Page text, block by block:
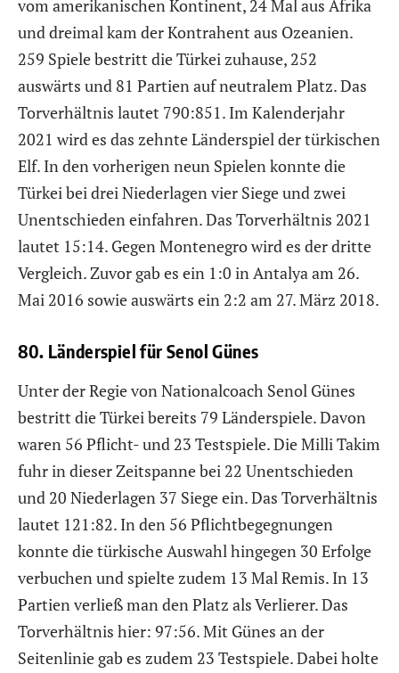
vom amerikanischen Kontinent, 24 Mal aus Afrika
und dreimal kam der Kontrahent aus Ozeanien.
259 Spiele bestritt die Türkei zuhause, 252
auswärts und 81 Partien auf neutralem Platz. Das
Torverhältnis lautet 790:851. Im Kalenderjahr
2021 wird es das zehnte Länderspiel der türkischen
Elf. In den vorherigen neun Spielen konnte die
Türkei bei drei Niederlagen vier Siege und zwei
Unentschieden einfahren. Das Torverhältnis 2021
lautet 15:14. Gegen Montenegro wird es der dritte
Vergleich. Zuvor gab es ein 1:0 in Antalya am 26.
Mai 2016 sowie auswärts ein 2:2 am 27. März 2018.
80. Länderspiel für Senol Günes
Unter der Regie von Nationalcoach Senol Günes
bestritt die Türkei bereits 79 Länderspiele. Davon
waren 56 Pflicht- und 23 Testspiele. Die Milli Takim
fuhr in dieser Zeitspanne bei 22 Unentschieden
und 20 Niederlagen 37 Siege ein. Das Torverhältnis
lautet 121:82. In den 56 Pflichtbegegnungen
konnte die türkische Auswahl hingegen 30 Erfolge
verbuchen und spielte zudem 13 Mal Remis. In 13
Partien verließ man den Platz als Verlierer. Das
Torverhältnis hier: 97:56. Mit Günes an der
Seitenlinie gab es zudem 23 Testspiele. Dabei holte